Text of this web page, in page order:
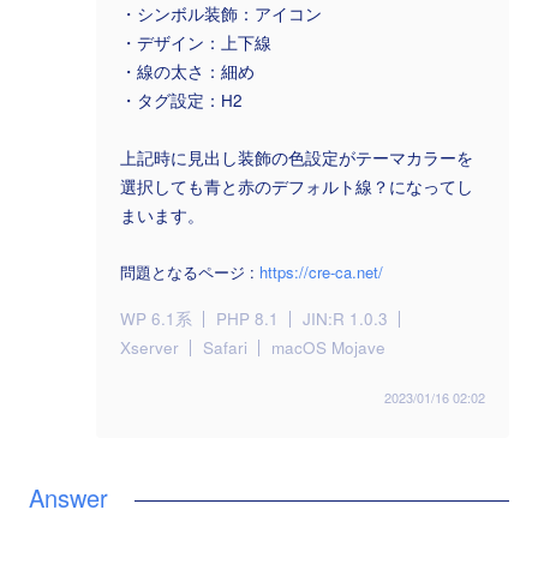
・シンボル装飾：アイコン
・デザイン：上下線
・線の太さ：細め
・タグ設定：H2
上記時に見出し装飾の色設定がテーマカラーを
選択しても青と赤のデフォルト線？になってし
まいます。
問題となるページ : https://cre-ca.net/
WP 6.1系 PHP 8.1
JIN:R 1.0.3
Xserver
Safari macOS Mojave
2023/01/16 02:02